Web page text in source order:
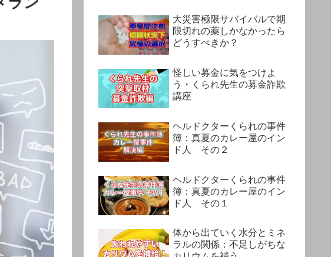
大災害極限サバイバルで期
限切れの薬しかなかったら
どうすべきか？
怪しい募金に気をつけよ
う・くられ先生の募金詐欺
講座
ヘルドクターくられの事件
簿：真夏のカレー屋のイン
ド人 その２
ヘルドクターくられの事件
簿：真夏のカレー屋のイン
ド人 その１
体から出ていく水分とミネ
ラルの関係：不足しがちな